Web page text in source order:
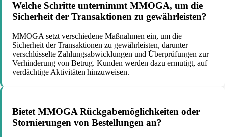
Welche Schritte unternimmt MMOGA, um die
Sicherheit der Transaktionen zu gewährleisten?
MMOGA setzt verschiedene Maßnahmen ein, um die
Sicherheit der Transaktionen zu gewährleisten, darunter
verschlüsselte Zahlungsabwicklungen und Überprüfungen zur
Verhinderung von Betrug. Kunden werden dazu ermutigt, auf
verdächtige Aktivitäten hinzuweisen.
Bietet MMOGA Rückgabemöglichkeiten oder
Stornierungen von Bestellungen an?